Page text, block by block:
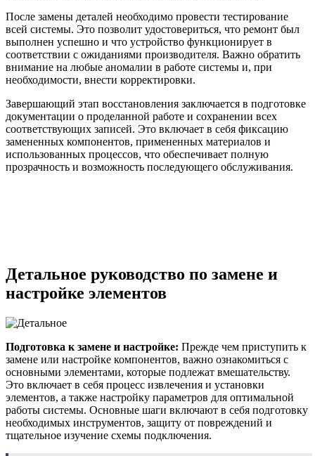
После замены деталей необходимо провести тестирование
всей системы. Это позволит удостовериться, что ремонт был
выполнен успешно и что устройство функционирует в
соответствии с ожиданиями производителя. Важно обратить
внимание на любые аномалии в работе системы и, при
необходимости, внести корректировки.
Завершающий этап восстановления заключается в подготовке
документации о проделанной работе и сохранении всех
соответствующих записей. Это включает в себя фиксацию
замененных компонентов, примененных материалов и
использованных процессов, что обеспечивает полную
прозрачность и возможность последующего обслуживания.
Детальное руководство по замене и
настройке элементов
Подготовка к замене и настройке: Прежде чем приступить к
замене или настройке компонентов, важно ознакомиться с
основными элементами, которые подлежат вмешательству.
Это включает в себя процесс извлечения и установки
элементов, а также настройку параметров для оптимальной
работы системы. Основные шаги включают в себя подготовку
необходимых инструментов, защиту от повреждений и
тщательное изучение схемы подключения.